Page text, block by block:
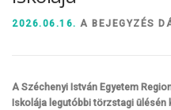
SZOLGÁLTATÁSOK
2026.06.16. A BEJEGYZÉS
A Széchenyi István Egyetem
Iskolája legutóbbi törzstagi